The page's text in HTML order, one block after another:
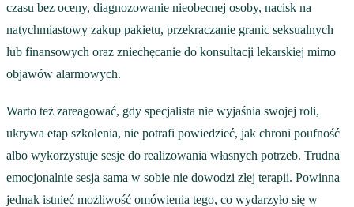
czasu bez oceny, diagnozowanie nieobecnej osoby, nacisk na
natychmiastowy zakup pakietu, przekraczanie granic seksualnych
lub finansowych oraz zniechęcanie do konsultacji lekarskiej mimo
objawów alarmowych.
Warto też zareagować, gdy specjalista nie wyjaśnia swojej roli,
ukrywa etap szkolenia, nie potrafi powiedzieć, jak chroni poufność
albo wykorzystuje sesje do realizowania własnych potrzeb. Trudna
emocjonalnie sesja sama w sobie nie dowodzi złej terapii. Powinna
jednak istnieć możliwość omówienia tego, co wydarzyło się w